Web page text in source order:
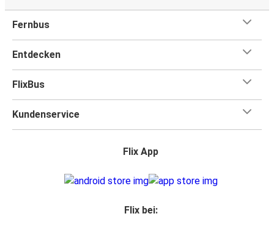
Fernbus
Entdecken
FlixBus
Kundenservice
Flix App
Flix bei: